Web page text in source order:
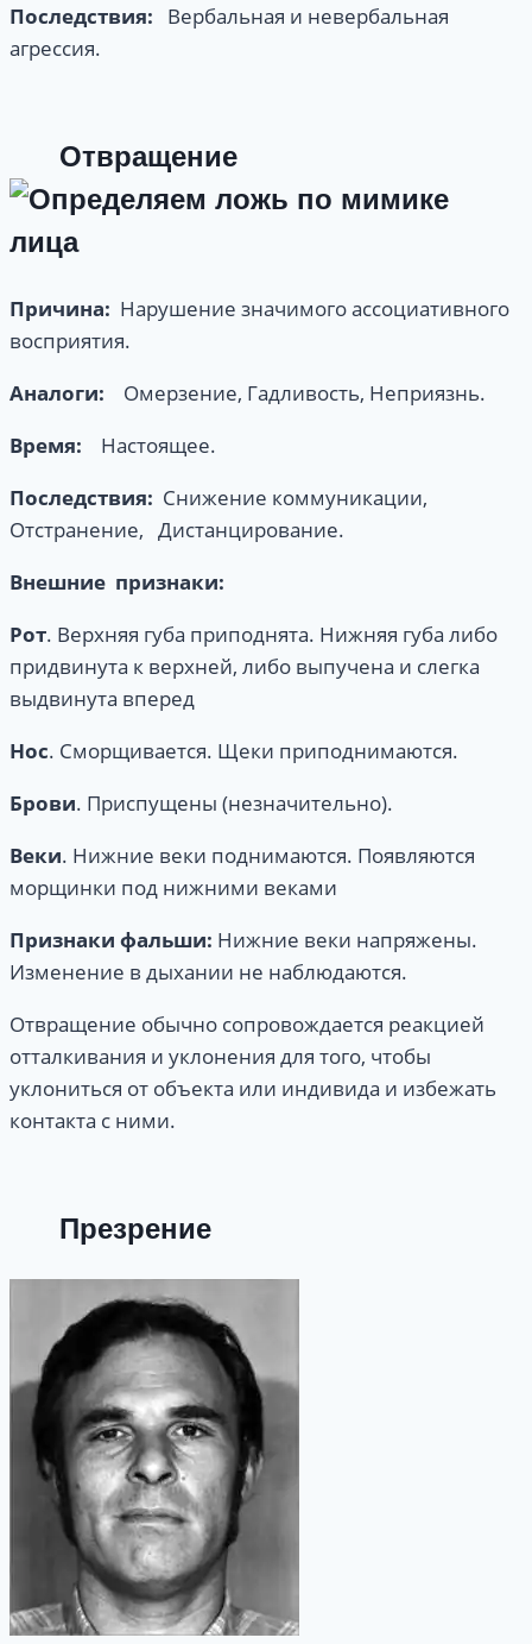
Последствия: Вербальная и невербальная
агрессия.
Отвращение
Причина: Нарушение значимого ассоциативного
восприятия.
Аналоги:
Омерзение, Гадливость, Неприязнь.
Время: Настоящее.
Последствия: Снижение коммуникации,
Отстранение, Дистанцирование.
Внешние признаки:
Рот. Верхняя губа приподнята. Нижняя губа либо
придвинута к верхней, либо выпучена и слегка
выдвинута вперед
Нос. Сморщивается. Щеки приподнимаются.
Брови. Приспущены (незначительно).
Веки. Нижние веки поднимаются. Появляются
морщинки под нижними веками
Признаки фальши: Нижние веки напряжены.
Изменение в дыхании не наблюдаются.
Отвращение обычно сопровождается реакцией
отталкивания и уклонения для того, чтобы
уклониться от объекта или индивида и избежать
контакта с ними.
Презрение